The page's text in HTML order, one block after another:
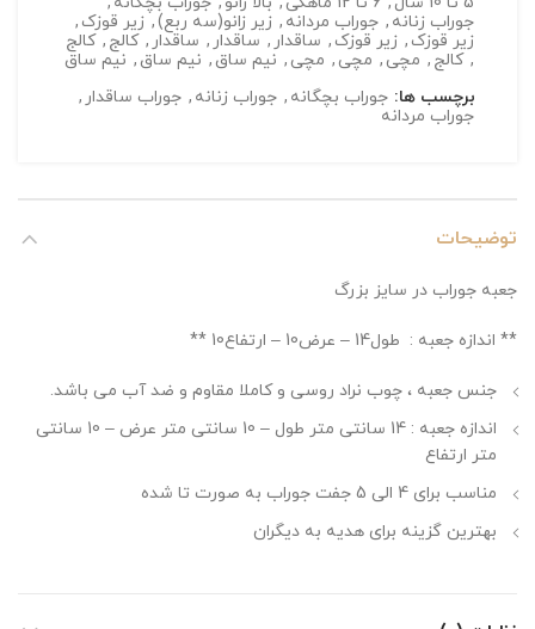
جوراب زنانه , جوراب مردانه , زیر زانو(سه ربع), زیر قوزک ,
زیر قوزک , زیر قوزک , ساقدار , ساقدار , ساقدار , کالج , کالج
, کالج , مچی , مچی , مچی , نیم ساق, نیم ساق, نیم ساق
برچسب ها: جوراب بچگانه , جوراب زنانه , جوراب ساقدار ,
جوراب مردانه
توضیحات
جعبه جوراب در سایز بزرگ
** اندازه جعبه : طول14 – عرض10 – ارتفاع10 **
جنس جعبه ، چوب نراد روسی و کاملا مقاوم و ضد آب می باشد.
اندازه جعبه : 14 سانتی متر طول – 10 سانتی متر عرض – 10 سانتی
متر ارتفاع
مناسب برای 4 الی 5 جفت جوراب به صورت تا شده
بهترین گزینه برای هدیه به دیگران